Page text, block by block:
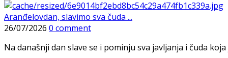
Aranđelovdan, slavimo sva čuda ...
26/07/2026 0 comment
Na današnji dan slave se i pominju sva javljanja i čuda